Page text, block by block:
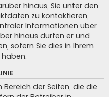
hinaus, Sie unter den
zu kontaktieren,
Informationen über
hinaus dürfen er und
sofern Sie dies in Ihrem
der Seiten, die die